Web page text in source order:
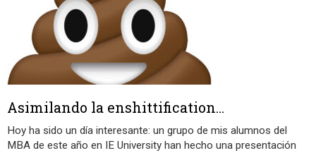
Asimilando la enshittification…
Hoy ha sido un día interesante: un grupo de mis alumnos del
MBA de este año en IE University han hecho una presentación